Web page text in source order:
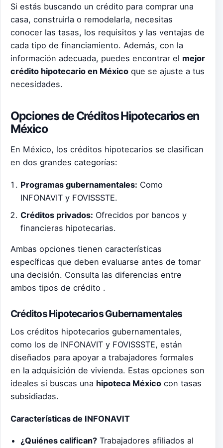
Si estás buscando un crédito para comprar una
casa, construirla o remodelarla, necesitas
conocer las tasas, los requisitos y las ventajas de
cada tipo de financiamiento. Además, con la
información adecuada, puedes encontrar el mejor
crédito hipotecario en México que se ajuste a tus
necesidades.
Opciones de Créditos Hipotecarios en
México
En México, los créditos hipotecarios se clasifican
en dos grandes categorías:
Programas gubernamentales: Como
INFONAVIT y FOVISSSTE.
Créditos privados: Ofrecidos por bancos y
financieras hipotecarias.
Ambas opciones tienen características
específicas que deben evaluarse antes de tomar
una decisión. Consulta las diferencias entre
ambos tipos de crédito .
Créditos Hipotecarios Gubernamentales
Los créditos hipotecarios gubernamentales,
como los de INFONAVIT y FOVISSSTE, están
diseñados para apoyar a trabajadores formales
en la adquisición de vivienda. Estas opciones son
ideales si buscas una hipoteca México con tasas
subsidiadas.
Características de INFONAVIT
¿Quiénes califican? Trabajadores afiliados al